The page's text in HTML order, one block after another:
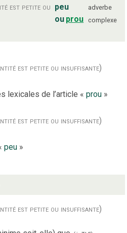
est petite ou peu
ou prou
adverbe
complexe
est petite ou insuffisante)
lexicales de l’article «prou »
est petite ou insuffisante)
peu »
est petite ou insuffisante)